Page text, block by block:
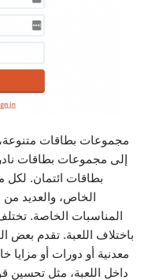
إلى مجموعات بطاقات
الخاص، والعديد
المناسبات الخاصة.
معدنية أو دورات أو مزايا
داخل اللعبة، مثل تحسين